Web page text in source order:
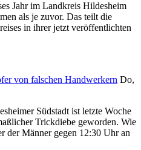
Jahr im Landkreis Hildesheim
als je zuvor. Das teilt die
in ihrer jetzt veröffentlichten
von falschen Handwerkern Do,
Südstadt ist letzte Woche
Trickdiebe geworden. Wie
der Männer gegen 12:30 Uhr an